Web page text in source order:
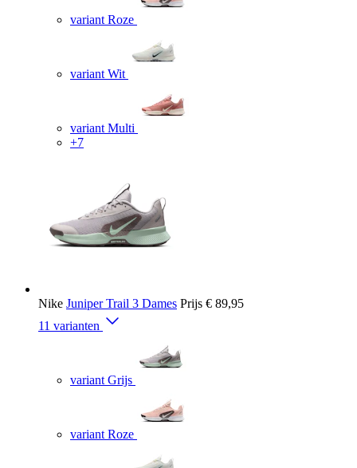
variant Roze
variant Wit
variant Multi
+7
Nike Juniper Trail 3 Dames Prijs € 89,95
11 varianten
variant Grijs
variant Roze